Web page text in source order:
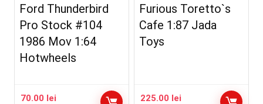
Ford Thunderbird
Pro Stock #104
1986 Mov 1:64
Hotwheels
70.00 lei
Furious Toretto`s
Cafe 1:87 Jada
Toys
225.00 lei